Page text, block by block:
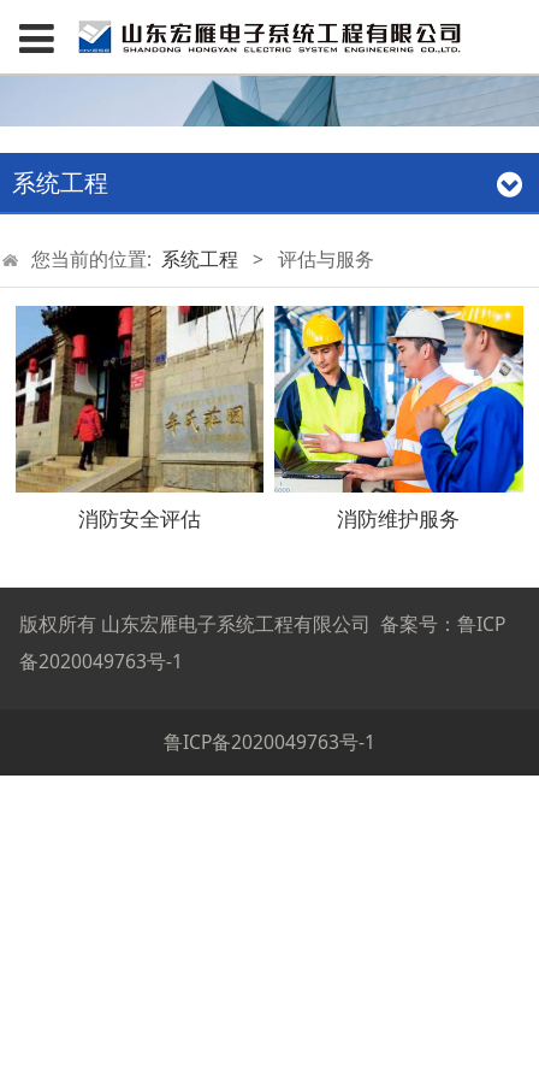
系统工程
您当前的位置: 系统工程 > 评估与服务
消防安全评估 消防维护服务
版权所有 山东宏雁电子系统工程有限公司 备案号： 鲁ICP
备2020049763号-1
鲁ICP备2020049763号-1